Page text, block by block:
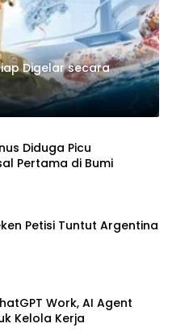
Digelar secara
Diduga Picu
Pertama di Bumi
Petisi Tuntut Argentina
Work, AI Agent
Kelola Kerja